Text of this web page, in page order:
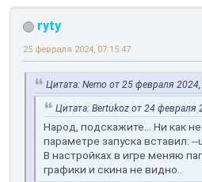
ryty
25 февраля 2024, 07:15:47
Цитата: Nemo от 25 февраля
Цитата: Bertukoz от 24 февраля
Народ, подскажите... Ни как
параметре запуска вставил:
В настройках в игре меняю
графики и скина не видно..